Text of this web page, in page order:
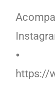
⦁
https://